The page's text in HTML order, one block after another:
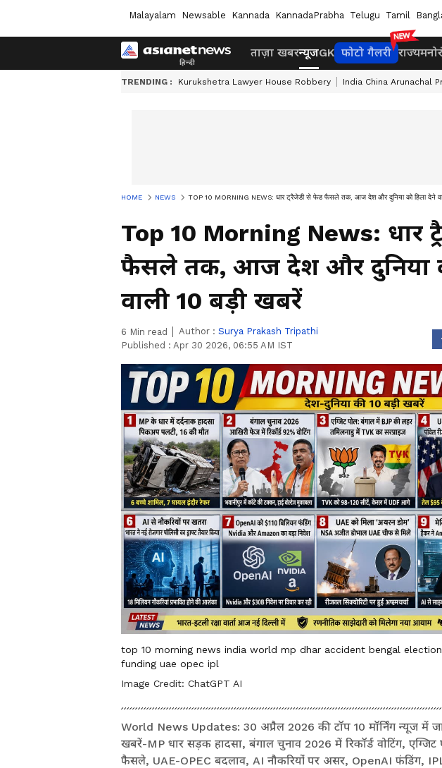
Malayalam Newsable Kannada KannadaPrabha Telugu Tamil
ताज़ा खबरन्यूजGK फोटो गैलरी राज्य
TRENDING : Kurukshetra Lawyer House Robbery India China Arunachal
HOME NEWS TOP 10 MORNING NEWS: धार ट्रैजेडी से फेड फैसले तक, आज देश और दुनिया को हिला देने
Top 10 Morning News: धार
फैसले तक, आज देश और दुनिया
वाली 10 बड़ी खबरें
6 Min read Author : Surya Prakash Tripathi
Published : Apr 30 2026, 06:55 AM IST
top 10 morning news india world mp dhar accident bengal
funding uae opec ipl
Image Credit: ChatGPT AI
World News Updates: 30 अप्रैल 2026 की टॉप 10 मॉर्निंग न्यूज में
खबरें-MP धार सड़क हादसा, बंगाल चुनाव 2026 में रिकॉर्ड वोटिंग,
फैसले, UAE-OPEC बदलाव, AI नौकरियों पर असर, OpenAI फंडिंग, IPL